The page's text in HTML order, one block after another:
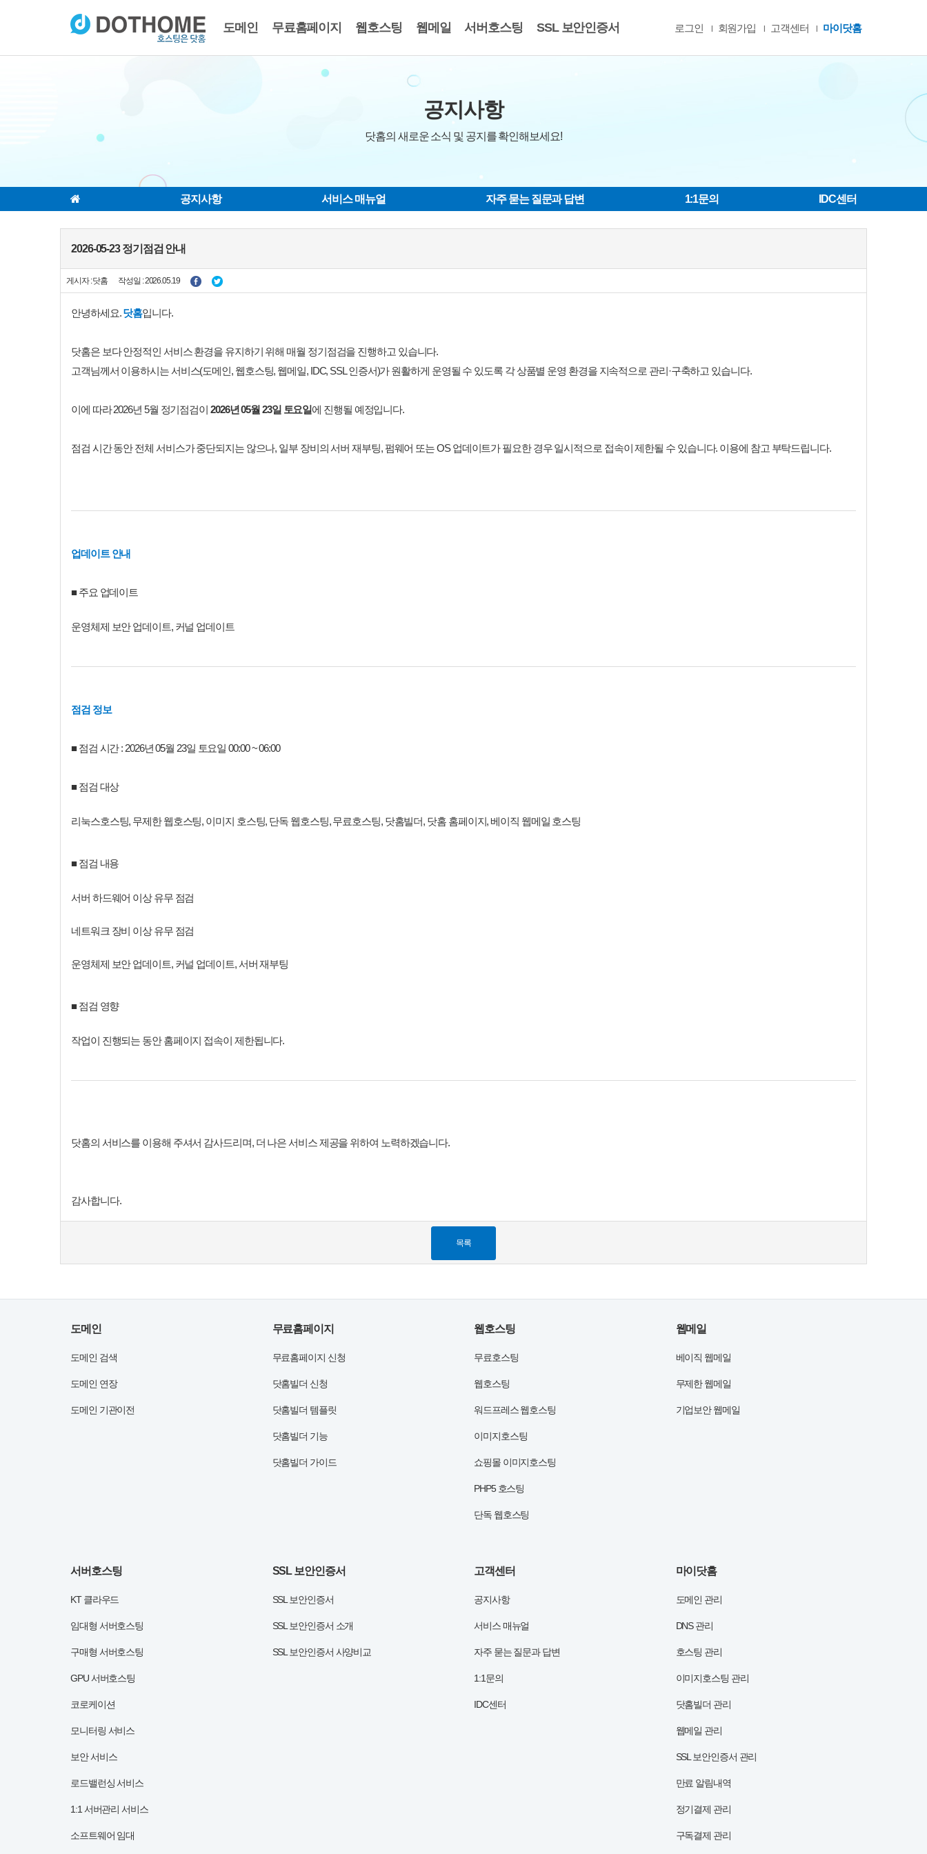
도메인 무료홈페이지 웹호스팅 웹메일 서버호스팅 SSL 보안인증서 로그인 | 회원가입 | 고객센터 | 마이닷홈
공지사항
닷홈의 새로운 소식 및 공지를 확인해보세요!
공지사항 서비스 매뉴얼 자주 묻는 질문과 답변 1:1문의 IDC센터
2026-05-23 정기점검 안내
게시자 : 닷홈 작성일 : 2026.05.19
안녕하세요.닷홈입니다.
닷홈은 보다 안정적인 서비스 환경을 유지하기 위해 매월 정기점검을 진행하고 있습니다.
고객님께서 이용하시는 서비스(도메인, 웹호스팅, 웹메일, IDC, SSL 인증서)가 원활하게 운영될 수 있도록 각 상품별 운영 환경을 지속적으로 관리·구축하고 있습니다.
이에 따라 2026년 5월 정기점검이 2026년 05월 23일 토요일에 진행될 예정입니다.
점검 시간 동안 전체 서비스가 중단되지는 않으나, 일부 장비의 서버 재부팅, 펌웨어 또는 OS 업데이트가 필요한 경우 일시적으로 접속이 제한될 수 있습니다. 이용에 참고 부탁드립니다.
업데이트 안내
■ 주요 업데이트
운영체제 보안 업데이트, 커널 업데이트
점검 정보
■ 점검 시간 : 2026년 05월 23일 토요일 00:00 ~ 06:00
■ 점검 대상
리눅스호스팅, 무제한 웹호스팅, 이미지 호스팅, 단독 웹호스팅, 무료호스팅, 닷홈빌더, 닷홈 홈페이지, 베이직 웹메일 호스팅
■ 점검 내용
서버 하드웨어 이상 유무 점검
네트워크 장비 이상 유무 점검
운영체제 보안 업데이트, 커널 업데이트, 서버 재부팅
■ 점검 영향
작업이 진행되는 동안 홈페이지 접속이 제한됩니다.
닷홈의 서비스를 이용해 주셔서 감사드리며, 더 나은 서비스 제공을 위하여 노력하겠습니다.
감사합니다.
목록
도메인
도메인 검색
도메인 연장
도메인 기관이전
무료홈페이지
무료홈페이지 신청
닷홈빌더 신청
닷홈빌더 템플릿
닷홈빌더 기능
닷홈빌더 가이드
웹호스팅
무료호스팅
웹호스팅
워드프레스 웹호스팅
이미지호스팅
쇼핑몰 이미지호스팅
PHP5 호스팅
단독 웹호스팅
웹메일
베이직 웹메일
무제한 웹메일
기업보안 웹메일
서버호스팅
KT 클라우드
임대형 서버호스팅
구매형 서버호스팅
GPU 서버호스팅
코로케이션
모니터링 서비스
보안 서비스
로드밸런싱 서비스
1:1 서버관리 서비스
소프트웨어 임대
SSL 보안인증서
SSL 보안인증서
SSL 보안인증서 소개
SSL 보안인증서 사양비교
고객센터
공지사항
서비스 매뉴얼
자주 묻는 질문과 답변
1:1문의
IDC센터
마이닷홈
도메인 관리
DNS 관리
호스팅 관리
이미지호스팅 관리
닷홈빌더 관리
웹메일 관리
SSL 보안인증서 관리
만료 알림내역
정기결제 관리
구독결제 관리